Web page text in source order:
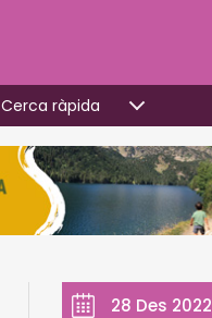
Cerca ràpida
28 Des 2022